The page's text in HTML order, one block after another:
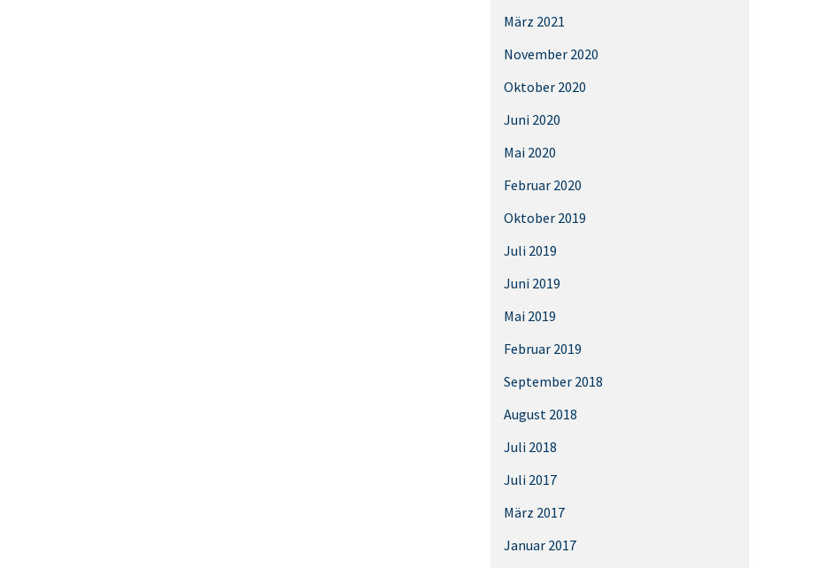
März 2021
November 2020
Oktober 2020
Juni 2020
Mai 2020
Februar 2020
Oktober 2019
Juli 2019
Juni 2019
Mai 2019
Februar 2019
September 2018
August 2018
Juli 2018
Juli 2017
März 2017
Januar 2017